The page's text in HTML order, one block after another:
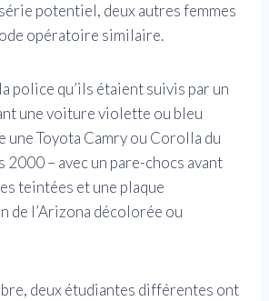
potentiel, deux autres femmes
opératoire similaire.
police qu’ils étaient suivis par un
une voiture violette ou bleu
une Toyota Camry ou Corolla du
2000 – avec un pare-chocs avant
teintées et une plaque
de l’Arizona décolorée ou
deux étudiantes différentes ont